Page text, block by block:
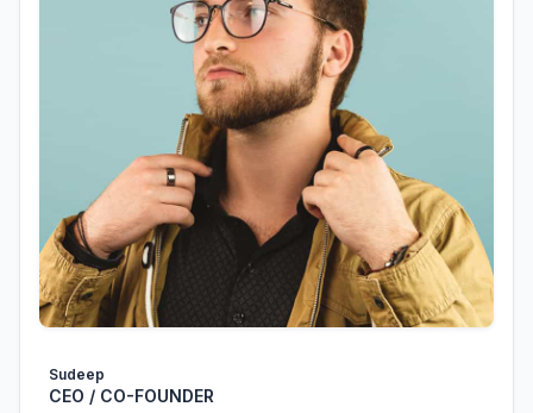
Sudeep
CEO / CO-FOUNDER